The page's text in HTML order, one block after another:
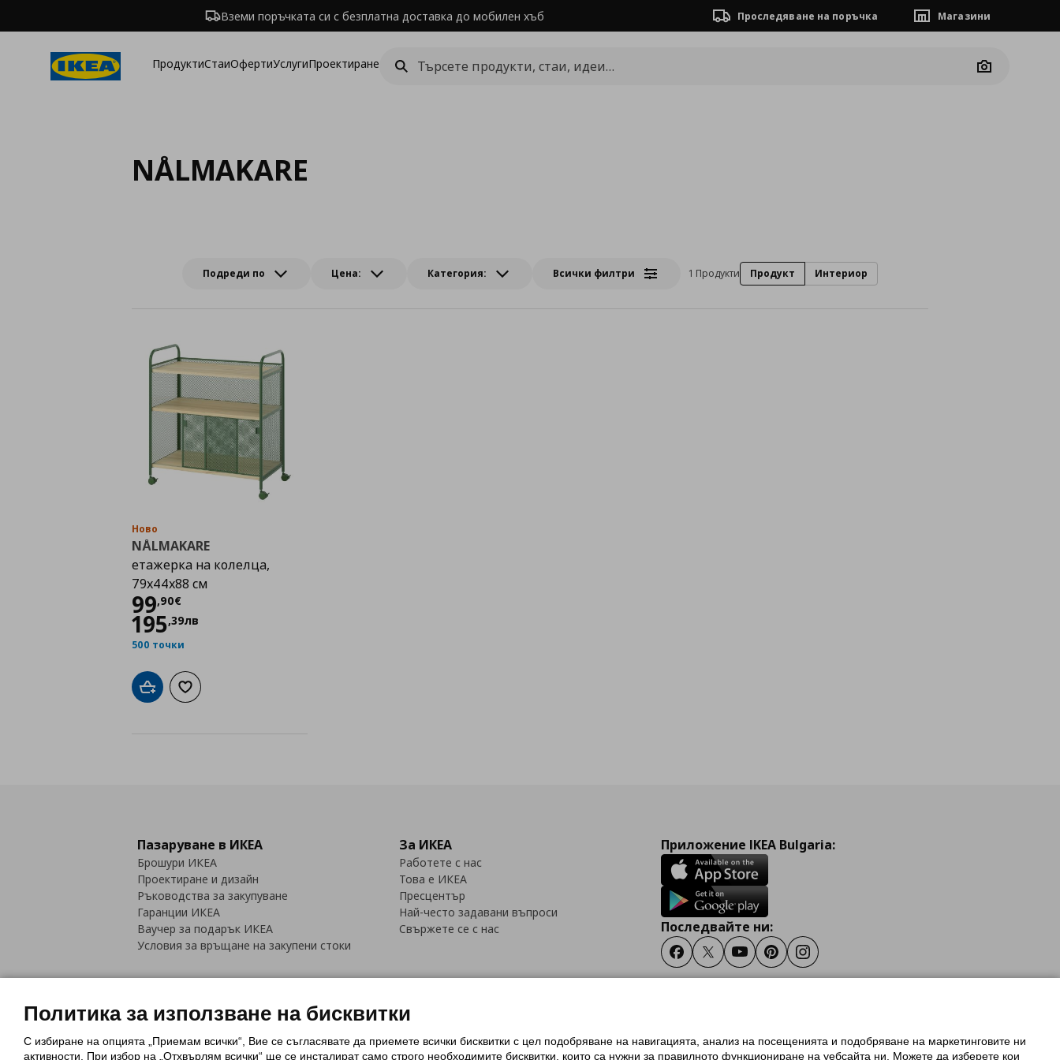
Вземи поръчката си с безплатна доставка до мобилен хъб Проследяване на поръчка Магазини
ПродуктиСтаиОфертиУслугиПроектиране
Camera
NÅLMAKARE
Подреди по Цена: Категория: Всички филтри 1 Продукти Продукт Интериор
Ново
NÅLMAKARE
етажерка на колелца,
79x44x88 см
99,90€
Цена
195,39лв
500 точки
Добави в кошницата
Добави към списъка с любими
Пазаруване в ИКЕА
Брошури ИКЕА
Проектиране и дизайн
Ръководства за закупуване
Гаранции ИКЕА
Ваучер за подарък ИКЕА
Условия за връщане на закупени стоки
За ИКЕА
Работете с нас
Това е ИКЕА
Пресцентър
Най-често задавани въпроси
Свържете се с нас
Приложение IKEA Bulgaria:
Последвайте ни:
FacebookTwitterYoutubePinterestInstagram
Политика за използване на бисквитки (Cookies)Избор на настройки за използване на бисквиткиУсловия за ползване на ikea.bg
Политика за използване на бисквитки
С избиране на опцията „Приемам всички“, Вие се съгласявате да приемете всички бисквитки с цел подобряване на навигацията, анализ на посещенията и подобряване на маркетинговите ни
активности. При избор на „Отхвърлям всички“ ще се инсталират само строго необходимитe бисквитки, които са нужни за правилното функциониране на уебсайта ни. Можете да изберете кои